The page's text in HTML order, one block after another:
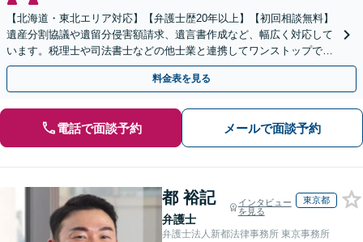
【北海道・東北エリア対応】【弁護士歴20年以上】【初回相談無料】
遺産分割協議や遺留分侵害額請求、遺言書作成など、幅広く対応して
います。税理士や司法書士などの他士業と連携してワンストップでの
解決が可能です。ぜひご相談ください。
料金表を見る
電話で面談予約 メールで面談予約
都 裕記
弁護士
インタビュー
を見る
東京都
弁護士法人新都法律事務所 東京事務所